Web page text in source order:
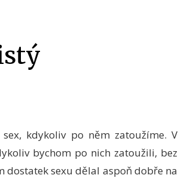
kdykoliv po něm zatoužíme. V
bychom po nich zatoužili, bez
dostatek sexu dělal aspoň dobře na